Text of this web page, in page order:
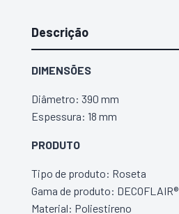
Descrição
DIMENSÕES
Diâmetro: 390 mm
Espessura: 18 mm
PRODUTO
Tipo de produto: Roseta
Gama de produto: DECOFLAIR®
Material: Poliestireno